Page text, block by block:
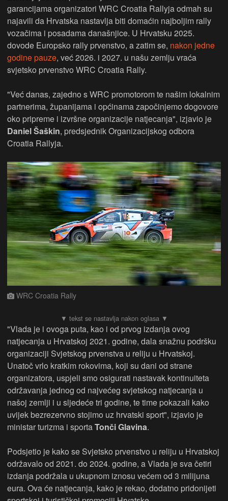
garancijama organizatori WRC Croatia Rallyja odmah su
najavili da Hrvatska nastavlja biti domaćin najboljim rally
vozačima i posadama današnjice. U Hrvatsku 2025.
dovode Europsko rally prvenstvo, a zatim se, nakon jedne
godine pauze, već 2026. i 2027. u našu zemlju vraća
svjetsko prvenstvo WRC Croatia Rally.
"Već danas, zajedno s WRC promotorom te našim lokalnim
partnerima, županijama i općinama započinjemo dogovore
oko pripreme i izvršne organizacije natjecanja", izjavio je
Daniel Šaškin, predsjednik Organizacijskog odbora
Croatia Rallyja.
WRC Croatia Rally
"Vlada je i ovoga puta, kao i od prvog izdanja ovog
natjecanja u Hrvatskoj 2021. godine, dala snažnu podršku
organizaciji Svjetskog prvenstva u reliju u Hrvatskoj.
Unatoč vrlo kratkim rokovima, koji su dani od strane
organizatora, uspjeli smo osigurati nastavak kontinuiteta
održavanja jednog od najvećeg svjetskog natjecanja u
našoj zemlji i u sljedeće tri godine, te time pokazali kako
uvijek bezrezervno stojimo uz hrvatski sport", izjavio je
ministar turizma i sportaTonči Glavina.
Podsjetio je kako se Svjetsko prvenstvo u reliju u Hrvatskoj
održavalo od 2021. do 2024. godine, a Vlada je sva četiri
izdanja podržala u ukupnom iznosu većem od 3 milijuna
eura. Ova će natjecanja, kako je rekao, dodatno pridonijeti